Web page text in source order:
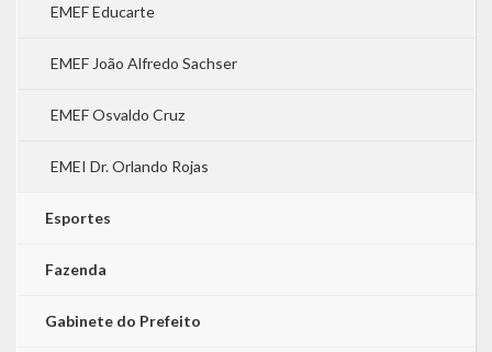
EMEF Educarte
EMEF João Alfredo Sachser
EMEF Osvaldo Cruz
EMEI Dr. Orlando Rojas
Esportes
Fazenda
Gabinete do Prefeito